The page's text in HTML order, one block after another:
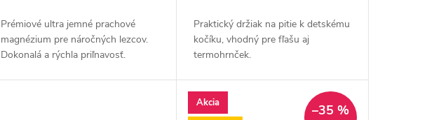
Prémiové ultra jemné prachové
magnézium pre náročných lezcov.
Dokonalá a rýchla priľnavosť.
Praktický držiak na pitie k detskému
kočíku, vhodný pre fľašu aj
termohrnček.
Akcia
–35 %